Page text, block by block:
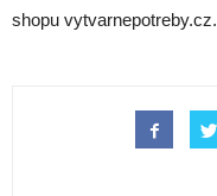
shopu vytvarnepotreby.cz.